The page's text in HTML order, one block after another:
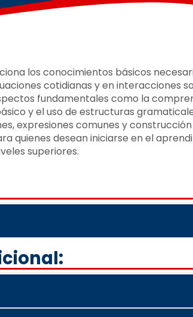
los conocimientos básicos
cotidianas y en interacciones
fundamentales como la
y el uso de estructuras
expresiones comunes y
quienes desean iniciarse en el
superiores.